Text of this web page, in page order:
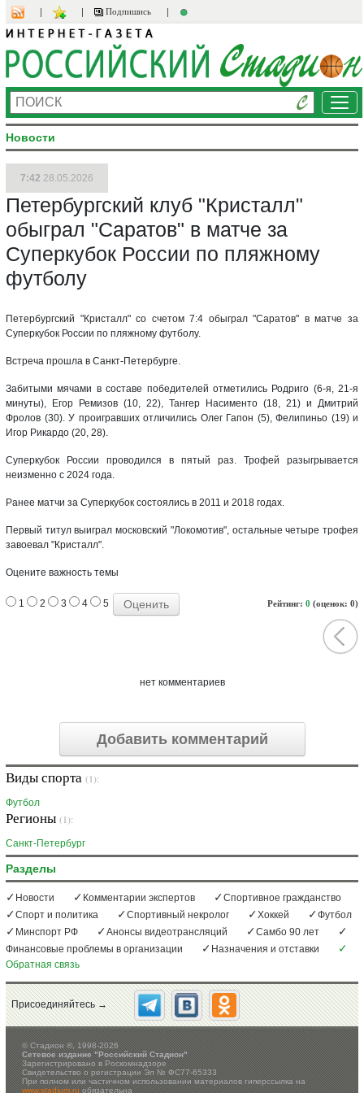
Подпишись
Новости
7:42 28.05.2026
Петербургский клуб "Кристалл"
обыграл "Саратов" в матче за
Суперкубок России по пляжному
футболу
Петербургский "Кристалл" со счетом 7:4 обыграл "Саратов" в матче за
Суперкубок России по пляжному футболу.
Встреча прошла в Санкт-Петербурге.
Забитыми мячами в составе победителей отметились Родриго (6-я, 21-я
минуты), Егор Ремизов (10, 22), Тангер Насименто (18, 21) и Дмитрий
Фролов (30). У проигравших отличились Олег Гапон (5), Фелипиньо (19) и
Игор Рикардо (20, 28).
Суперкубок России проводился в пятый раз. Трофей разыгрывается
неизменно с 2024 года.
Ранее матчи за Суперкубок состоялись в 2011 и 2018 годах.
Первый титул выиграл московский "Локомотив", остальные четыре трофея
завоевал "Кристалл".
Оцените важность темы
Рейтинг: 0 (оценок: 0)
1 2 3 4 5
нет комментариев
Добавить комментарий
Виды спорта (1):
Футбол
Регионы (1):
Санкт-Петербург
Разделы
Новости Комментарии экспертов
Спортивное гражданство
Спорт и политика
Спортивный некролог Хоккей
Футбол
Минспорт РФ
Анонсы видеотрансляций
Самбо 90 лет
Финансовые проблемы в организации
Назначения и отставки
Обратная связь
Присоединяйтесь →
©Стадион ®, 1998-2026
Сетевое издание "Российский Стадион"
Зарегистрировано в Роскомнадзоре
Свидетельство о регистрации Эл № ФС77-65333
При полном или частичном использовании материалов гиперссылка на
www.stadium.ruобязательна